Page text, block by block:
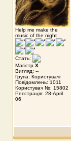
Help me make the
music of the night
Стать:
Магістр X
Вигляд: --
Група: Користувачі
Повідомлень: 1011
Користувач №: 15802
Реєстрація: 28-April
06